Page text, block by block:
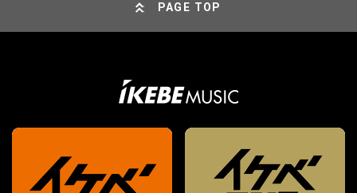
PAGE TOP